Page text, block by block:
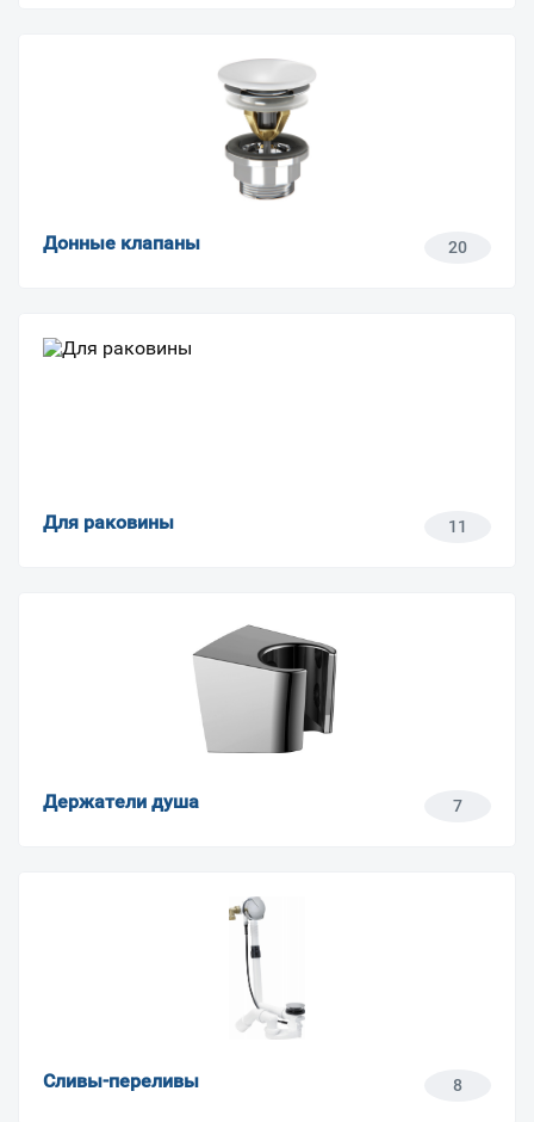
Донные клапаны 20
Для раковины 11
Держатели душа 7
Сливы-переливы 8